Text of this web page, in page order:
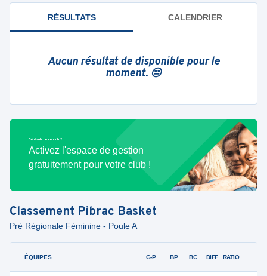
RÉSULTATS CALENDRIER
Aucun résultat de disponible pour le
moment. 😔
Bénévole de ce club ?
Activez l'espace de gestion
gratuitement pour votre club !
Classement Pibrac Basket
Pré Régionale Féminine - Poule A
ÉQUIPES G-P BP BC DIFF RATIO